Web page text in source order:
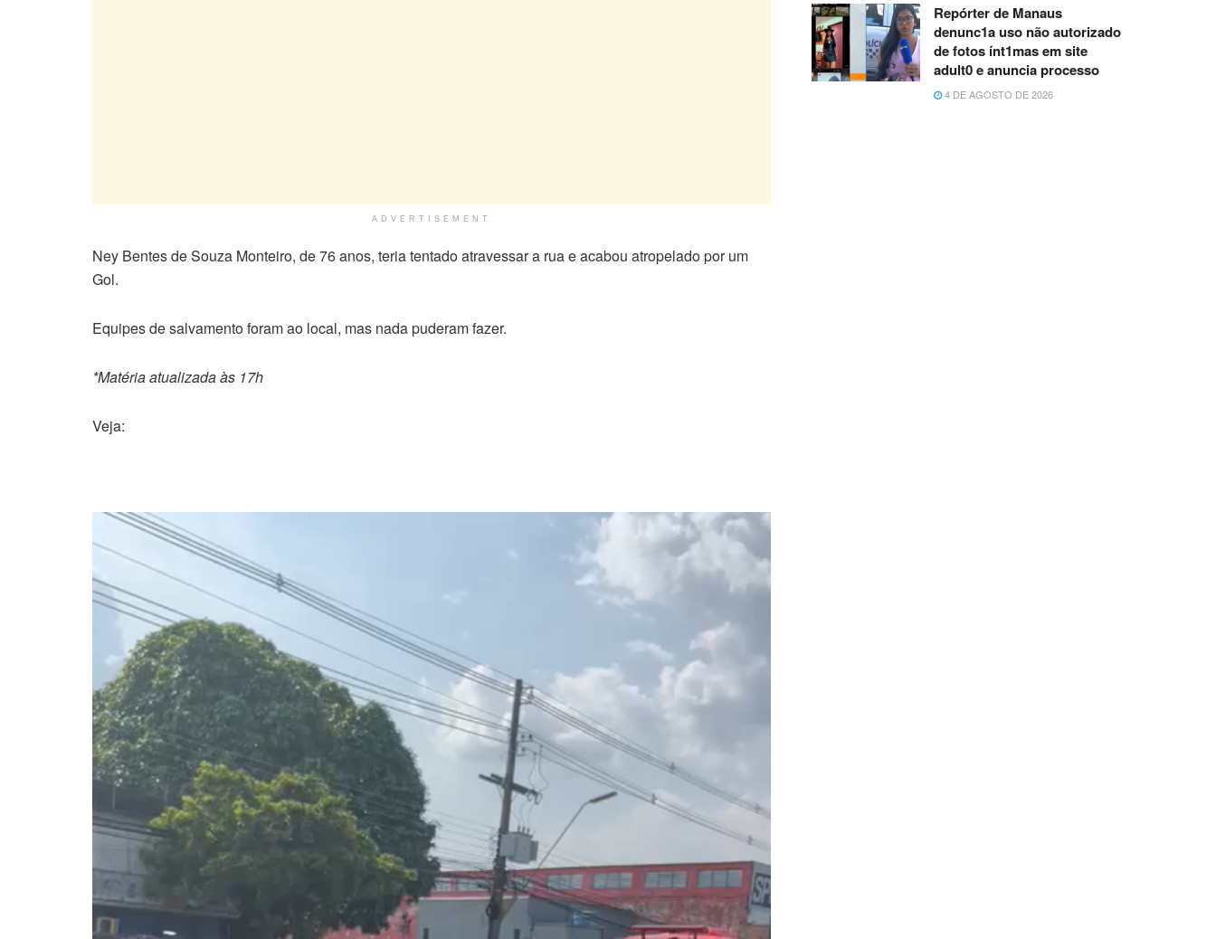
ADVERTISEMENT
Ney Bentes de Souza Monteiro, de 76 anos, teria tentado atravessar a rua e acabou atropelado por um
Gol.
Equipes de salvamento foram ao local, mas nada puderam fazer.
*Matéria atualizada às 17h
Veja:
Tocador
de
vídeo
Repórter de Manaus
denunc1a uso não autorizado
de fotos ínt1mas em site
adult0 e anuncia processo
4 DE AGOSTO DE 2026